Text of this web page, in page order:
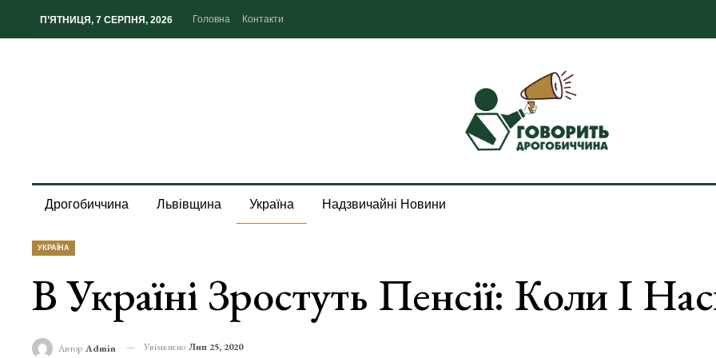
П’ЯТНИЦЯ, 7 СЕРПНЯ, 2026 Головна Контакти
Дрогобиччина Львівщина Україна Надзвичайні Новини
УКРАЇНА
В Україні Зростуть Пенсії: Коли І
Автор Admin Увімкнено Лип 25, 2020